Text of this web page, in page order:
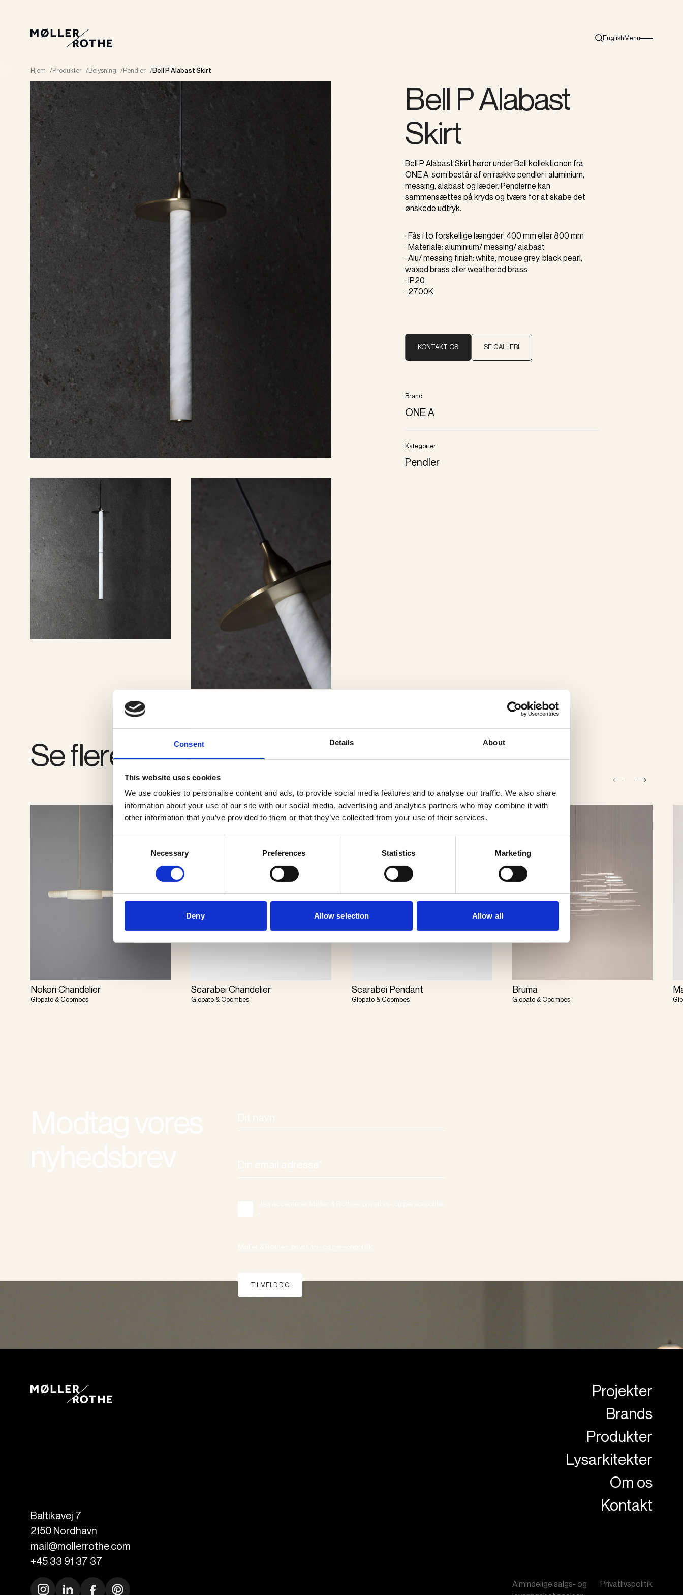
Consent Details About
This website uses cookies
We use cookies to personalise content and ads, to provide social media features and to analyse our traffic. We also share
information about your use of our site with our social media, advertising and analytics partners who may combine it with
other information that you’ve provided to them or that they’ve collected from your use of their services.
Necessary Preferences Statistics Marketing
Deny Allow selection Allow all
Search
EnglishMenu
Burger menu
Hjem /Produkter /Belysning /Pendler /Bell P Alabast Skirt
Bell P Alabast
Skirt
Bell P Alabast Skirt hører under Bell kollektionen fra
ONE A, som består af en række pendler i aluminium,
messing, alabast og læder. Pendlerne kan
sammensættes på kryds og tværs for at skabe det
ønskede udtryk.
· Fås i to forskellige længder: 400 mm eller 800 mm
· Materiale: aluminium/ messing/ alabast
· Alu/ messing finish: white, mouse grey, black pearl,
waxed brass eller weathered brass
· IP20
· 2700K
KONTAKT OS SE GALLERI
Brand
ONE A
Kategorier
Pendler
Se flere produkter
Nokori Chandelier
Giopato & Coombes
Scarabei Chandelier
Giopato & Coombes
Scarabei Pendant
Giopato & Coombes
Bruma
Giopato & Coombes
TILMELD DIG
Baltikavej 7
2150 Nordhavn
mail@mollerrothe.com
+45 33 91 37 37
Projekter
Brands
Produkter
Lysarkitekter
Om os
Kontakt
Almindelige salgs- og
Privatlivspolitik